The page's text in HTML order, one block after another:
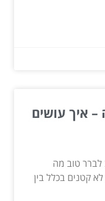
– איך עושים
לברר טוב מה
קטנים בכלל בין